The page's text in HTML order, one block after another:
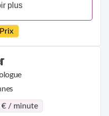
plus
€ / minute